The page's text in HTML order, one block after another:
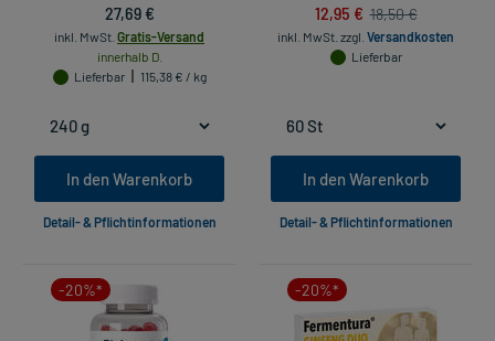
27,69 €
inkl. MwSt. Gratis-Versand
innerhalb D.
Lieferbar
115,38 € / kg
In den Warenkorb
Detail- & Pflichtinformationen
12,95 € 18,50 €
inkl. MwSt. zzgl. Versandkosten
Lieferbar
In den Warenkorb
Detail- & Pflichtinformationen
-20%* -20%*